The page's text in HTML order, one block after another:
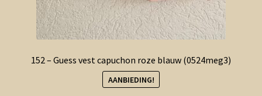
152 – Guess vest capuchon roze blauw (0524meg3)
AANBIEDING!